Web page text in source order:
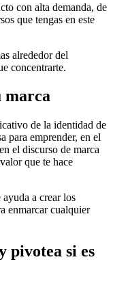
con alta demanda, de
que tengas en este
alrededor del
concentrarte.
marca
de la identidad de
para emprender, en el
el discurso de marca
que te hace
a crear los
enmarcar cualquier
pivotea si es